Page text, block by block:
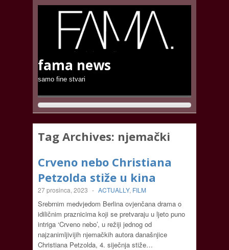
fama news
samo fine stvari
Tag Archives: njemački
Crveno nebo Christiana
Petzolda stiže u kina
27 prosinca, 2023 - ACTUALLY, FILM
Srebrnim medvjedom Berlina ovjenčana drama o
idiličnim praznicima koji se pretvaraju u ljeto puno
intriga ‘Crveno nebo’, u režiji jednog od
najzanimljivijih njemačkih autora današnjice
Christiana Petzolda, 4. siječnja stiže…